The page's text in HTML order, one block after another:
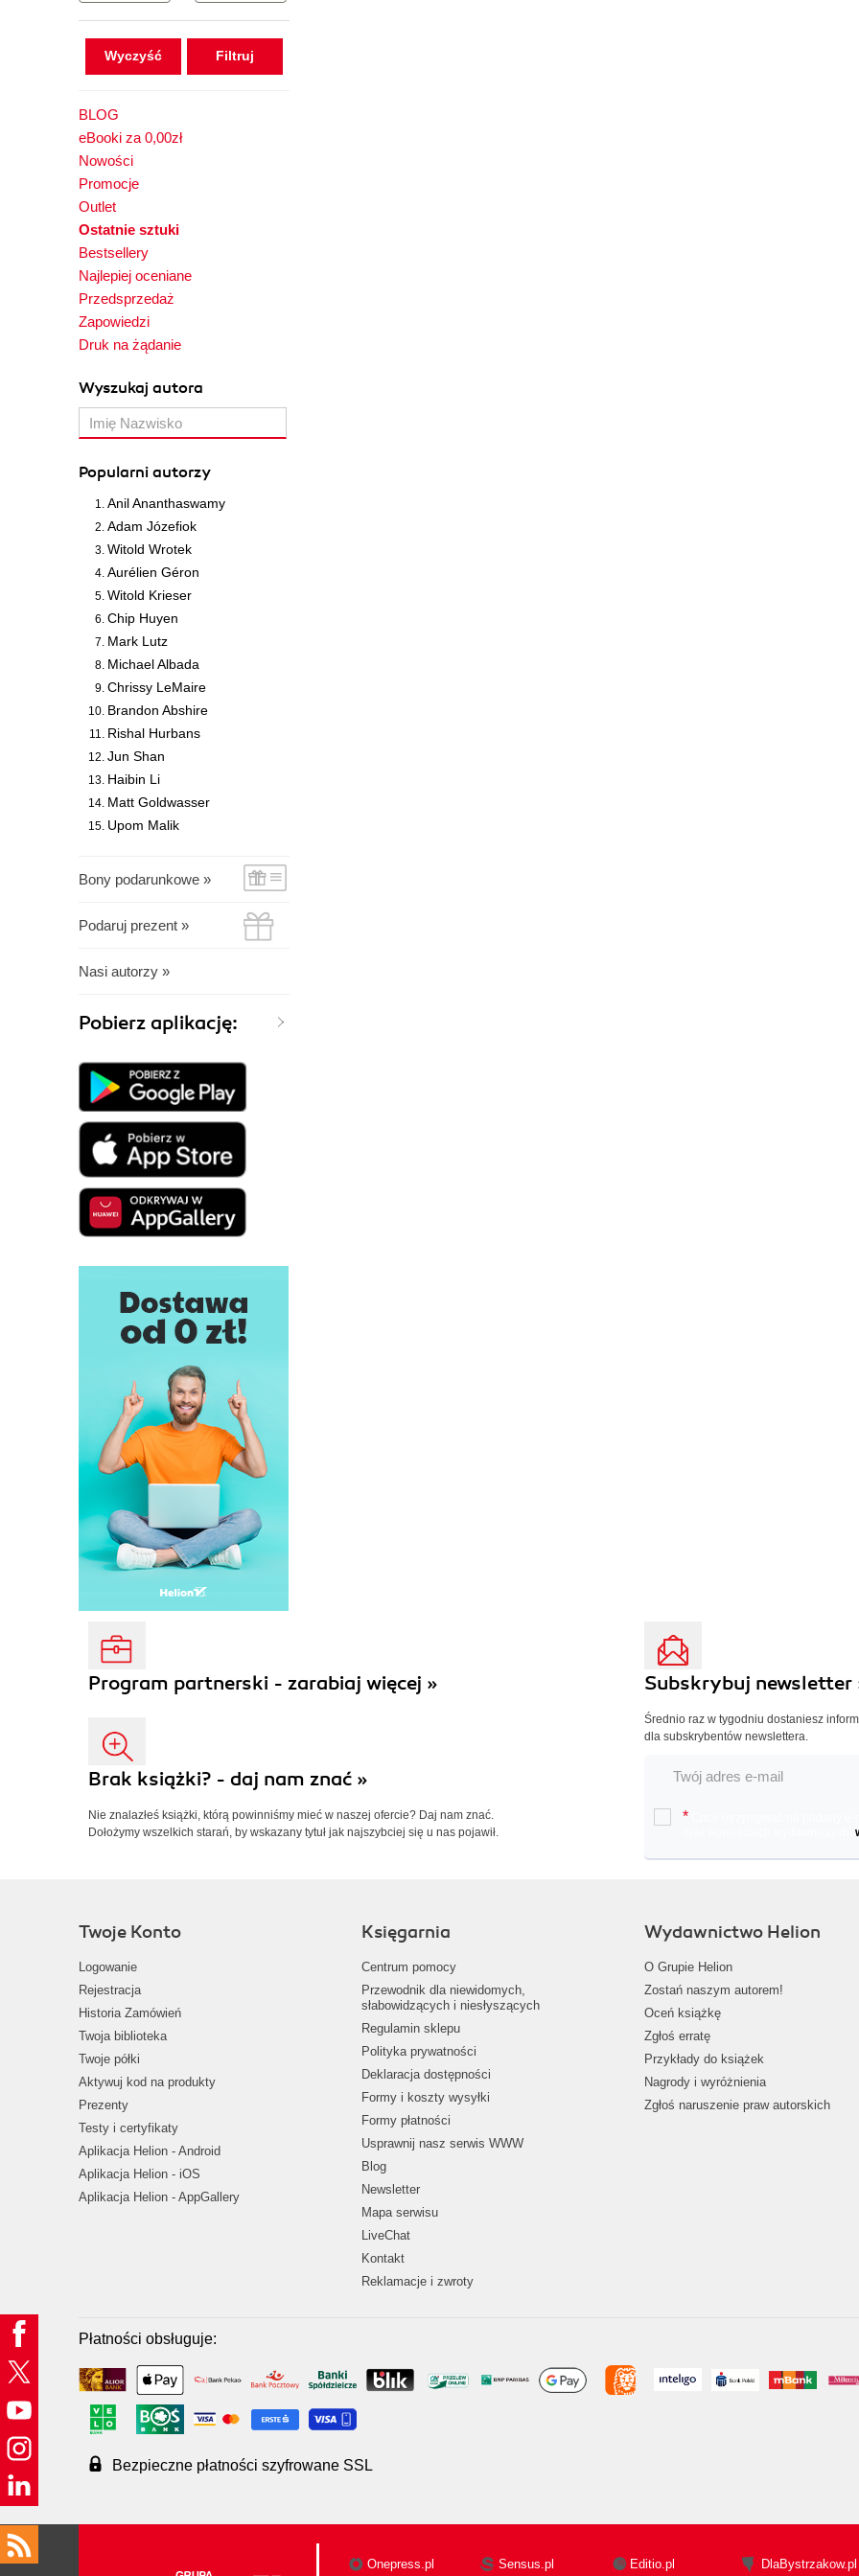
Wyczyść
BLOG
eBooki za 0,00zł
Nowości
Promocje
Outlet
Ostatnie sztuki
Bestsellery
Najlepiej oceniane
Przedsprzedaż
Zapowiedzi
Druk na żądanie
Wyszukaj autora
Popularni autorzy
Anil Ananthaswamy
Adam Józefiok
Witold Wrotek
Aurélien Géron
Witold Krieser
Chip Huyen
Mark Lutz
Michael Albada
Chrissy LeMaire
Brandon Abshire
Rishal Hurbans
Jun Shan
Haibin Li
Matt Goldwasser
Upom Malik
Bony podarunkowe »
Podaruj prezent »
Nasi autorzy »
Pobierz aplikację:
Program partnerski - zarabiaj więcej »
Brak książki? - daj nam znać »
Nie znalazłeś książki, którą powinniśmy mieć w naszej ofercie? Daj nam znać.
Dołożymy wszelkich starań, by wskazany tytuł jak najszybciej się u nas pojawił.
Subskrybuj newsletter
Średnio raz w tygodniu dostaniesz
dla subskrybentów newslettera.
*
Twoje Konto
Logowanie
Rejestracja
Historia Zamówień
Twoja biblioteka
Twoje półki
Aktywuj kod na produkty
Prezenty
Testy i certyfikaty
Aplikacja Helion - Android
Aplikacja Helion - iOS
Aplikacja Helion - AppGallery
Księgarnia
Centrum pomocy
Przewodnik dla niewidomych,
słabowidzących i niesłyszących
Regulamin sklepu
Polityka prywatności
Deklaracja dostępności
Formy i koszty wysyłki
Formy płatności
Usprawnij nasz serwis WWW
Blog
Newsletter
Mapa serwisu
LiveChat
Kontakt
Reklamacje i zwroty
Wydawnictwo Helion
O Grupie Helion
Zostań naszym autorem!
Oceń książkę
Zgłoś erratę
Przykłady do książek
Nagrody i wyróżnienia
Zgłoś naruszenie praw autorskich
Płatności obsługuje:
Bezpieczne płatności szyfrowane SSL
Onepress.pl Sensus.pl Editio.pl DlaBystrzakow.pl